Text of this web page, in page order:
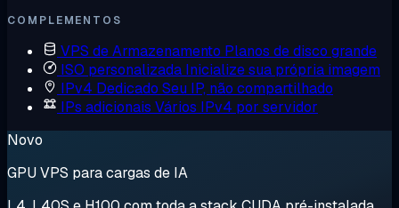
COMPLEMENTOS
VPS de Armazenamento Planos de disco grande
ISO personalizada Inicialize sua própria imagem
IPv4 Dedicado Seu IP, não compartilhado
IPs adicionais Vários IPv4 por servidor
Novo
GPU VPS para cargas de IA